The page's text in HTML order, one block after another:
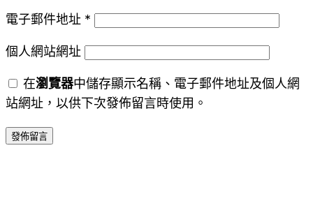
電子郵件地址 *
個人網站網址
在瀏覽器中儲存顯示名稱、電子郵件地址及個人網
站網址，以供下次發佈留言時使用。